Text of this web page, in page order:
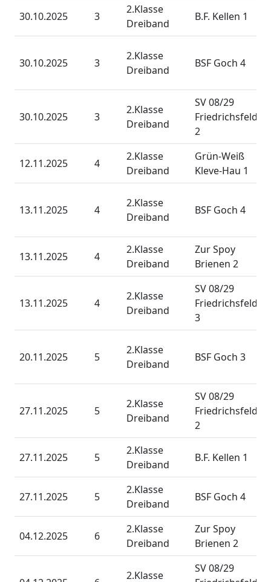
30.10.2025 3
2.Klasse
Dreiband
B.F. Kellen 1
30.10.2025 3
2.Klasse
Dreiband
BSF Goch 4
30.10.2025 3
2.Klasse
Dreiband
SV 08/29
Friedrichsfeld
2
12.11.2025 4
2.Klasse
Dreiband
Grün-Weiß
Kleve-Hau 1
13.11.2025 4
2.Klasse
Dreiband
BSF Goch 4
13.11.2025 4
2.Klasse
Dreiband
Zur Spoy
Brienen 2
13.11.2025 4
2.Klasse
Dreiband
SV 08/29
Friedrichsfeld
3
20.11.2025 5
2.Klasse
Dreiband
BSF Goch 3
27.11.2025 5
2.Klasse
Dreiband
SV 08/29
Friedrichsfeld
2
27.11.2025 5
2.Klasse
Dreiband
B.F. Kellen 1
27.11.2025 5
2.Klasse
Dreiband
BSF Goch 4
04.12.2025 6
2.Klasse
Dreiband
Zur Spoy
Brienen 2
2.Klasse
SV 08/29